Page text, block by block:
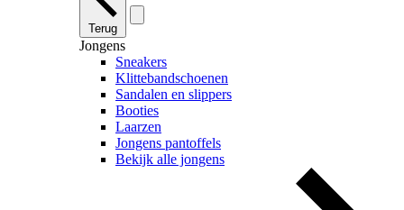
Terug
Jongens
Sneakers
Klittebandschoenen
Sandalen en slippers
Booties
Laarzen
Jongens pantoffels
Bekijk alle jongens